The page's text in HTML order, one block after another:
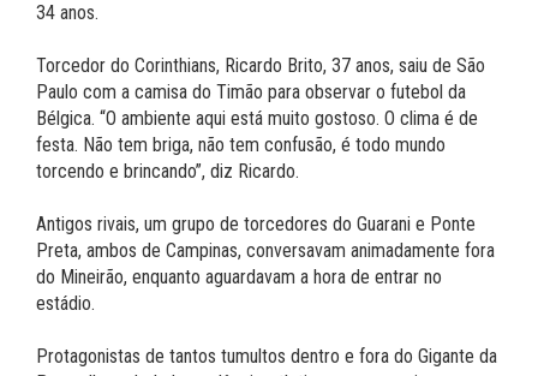
34 anos.
Torcedor do Corinthians, Ricardo Brito, 37 anos, saiu de São
Paulo com a camisa do Timão para observar o futebol da
Bélgica. “O ambiente aqui está muito gostoso. O clima é de
festa. Não tem briga, não tem confusão, é todo mundo
torcendo e brincando”, diz Ricardo.
Antigos rivais, um grupo de torcedores do Guarani e Ponte
Preta, ambos de Campinas, conversavam animadamente fora
do Mineirão, enquanto aguardavam a hora de entrar no
estádio.
Protagonistas de tantos tumultos dentro e fora do Gigante da